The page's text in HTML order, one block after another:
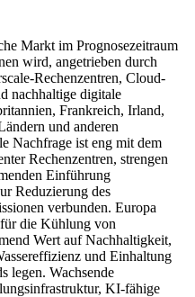
Markt im Prognosezeitraum
wird, angetrieben durch
Rechenzentren, Cloud-
nachhaltige digitale
Frankreich, Irland,
und anderen
Nachfrage ist eng mit dem
Rechenzentren, strengen
Einführung
Reduzierung des
verbunden. Europa
die Kühlung von
Wert auf Nachhaltigkeit,
und Einhaltung
legen. Wachsende
KI-fähige